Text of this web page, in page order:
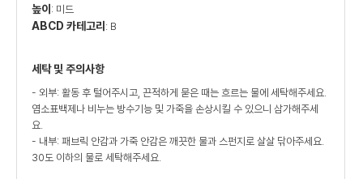
높이 : 미드
ABCD 카테고리 : B
세탁 및 주의사항
- 외부: 활동 후 털어주시고, 끈적하게 묻은 때는 흐르는 물에 세탁해주세요.
염소표백제나 비누는 방수기능 및 가죽을 손상시킬 수 있으니 삼가해주세
요.
- 내부: 패브릭 안감과 가죽 안감은 깨끗한 물과 스펀지로 살살 닦아주세요.
30도 이하의 물로 세탁해주세요.